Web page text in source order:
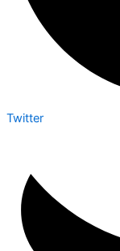
Twitter